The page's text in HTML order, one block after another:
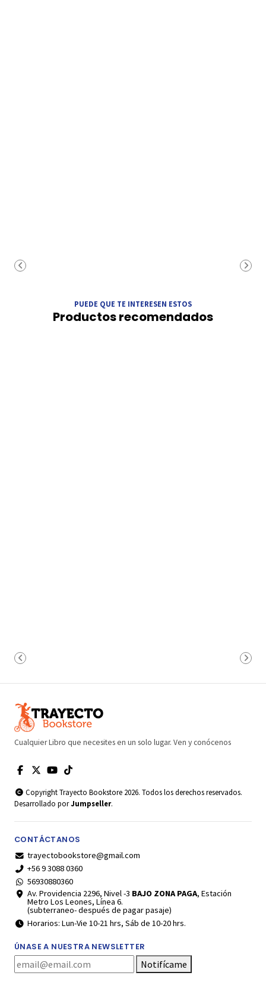
PUEDE QUE TE INTERESEN ESTOS
Productos recomendados
Cualquier Libro que necesites en un solo lugar. Ven y conócenos
Copyright Trayecto Bookstore 2026. Todos los derechos reservados.
Desarrollado porJumpseller.
CONTÁCTANOS
trayectobookstore@gmail.com
+56 9 3088 0360
56930880360
Av. Providencia 2296, Nivel -3 BAJO ZONA PAGA, Estación
Metro Los Leones, Línea 6.
(subterraneo- después de pagar pasaje)
Horarios: Lun-Vie 10-21 hrs, Sáb de 10-20 hrs.
ÚNASE A NUESTRA NEWSLETTER
Notifícame